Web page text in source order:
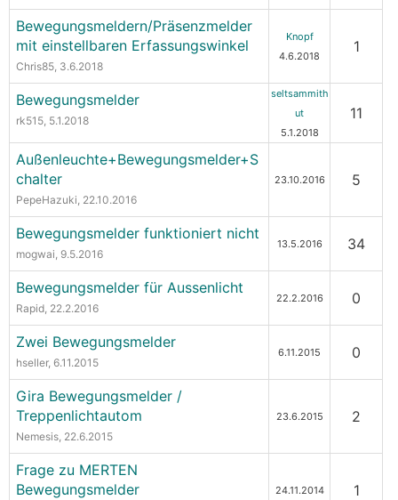
Bewegungsmeldern/Präsenzmelder
mit einstellbaren Erfassungswinkel
Chris85, 3.6.2018
Knopf
4.6.2018
1
Bewegungsmelder
rk515, 5.1.2018
seltsammith
ut
5.1.2018
11
Außenleuchte+Bewegungsmelder+S
chalter
PepeHazuki, 22.10.2016
23.10.2016 5
Bewegungsmelder funktioniert nicht
mogwai, 9.5.2016
13.5.2016 34
Bewegungsmelder für Aussenlicht
Rapid, 22.2.2016
22.2.2016 0
Zwei Bewegungsmelder
hseller, 6.11.2015
6.11.2015 0
Gira Bewegungsmelder /
Treppenlichtautom
Nemesis, 22.6.2015
23.6.2015 2
Frage zu MERTEN
Bewegungsmelder
24.11.2014 1